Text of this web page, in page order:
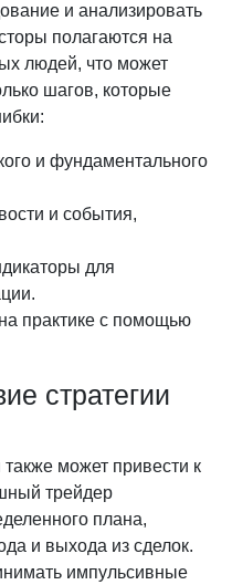
и анализировать
полагаются на
людей, что может
шагов, которые
и фундаментального
и события,
для
практике с помощью
стратегии
также может привести к
трейдер
плана,
и выхода из сделок.
импульсивные